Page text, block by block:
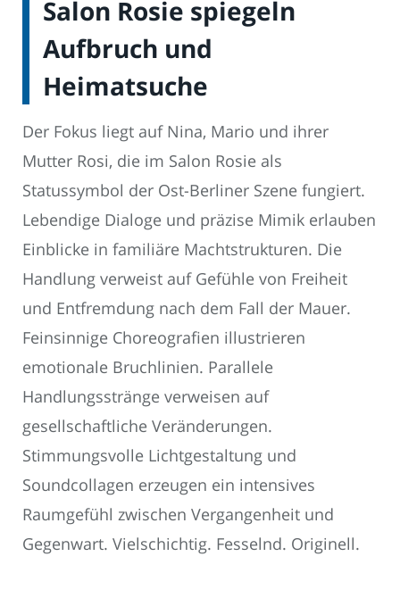
Salon Rosie spiegeln
Aufbruch und
Heimatsuche
Der Fokus liegt auf Nina, Mario und ihrer
Mutter Rosi, die im Salon Rosie als
Statussymbol der Ost-Berliner Szene fungiert.
Lebendige Dialoge und präzise Mimik erlauben
Einblicke in familiäre Machtstrukturen. Die
Handlung verweist auf Gefühle von Freiheit
und Entfremdung nach dem Fall der Mauer.
Feinsinnige Choreografien illustrieren
emotionale Bruchlinien. Parallele
Handlungsstränge verweisen auf
gesellschaftliche Veränderungen.
Stimmungsvolle Lichtgestaltung und
Soundcollagen erzeugen ein intensives
Raumgefühl zwischen Vergangenheit und
Gegenwart. Vielschichtig. Fesselnd. Originell.